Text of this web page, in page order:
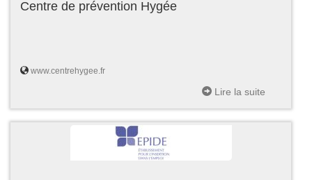
Centre de prévention Hygée
www.centrehygee.fr
Lire la suite